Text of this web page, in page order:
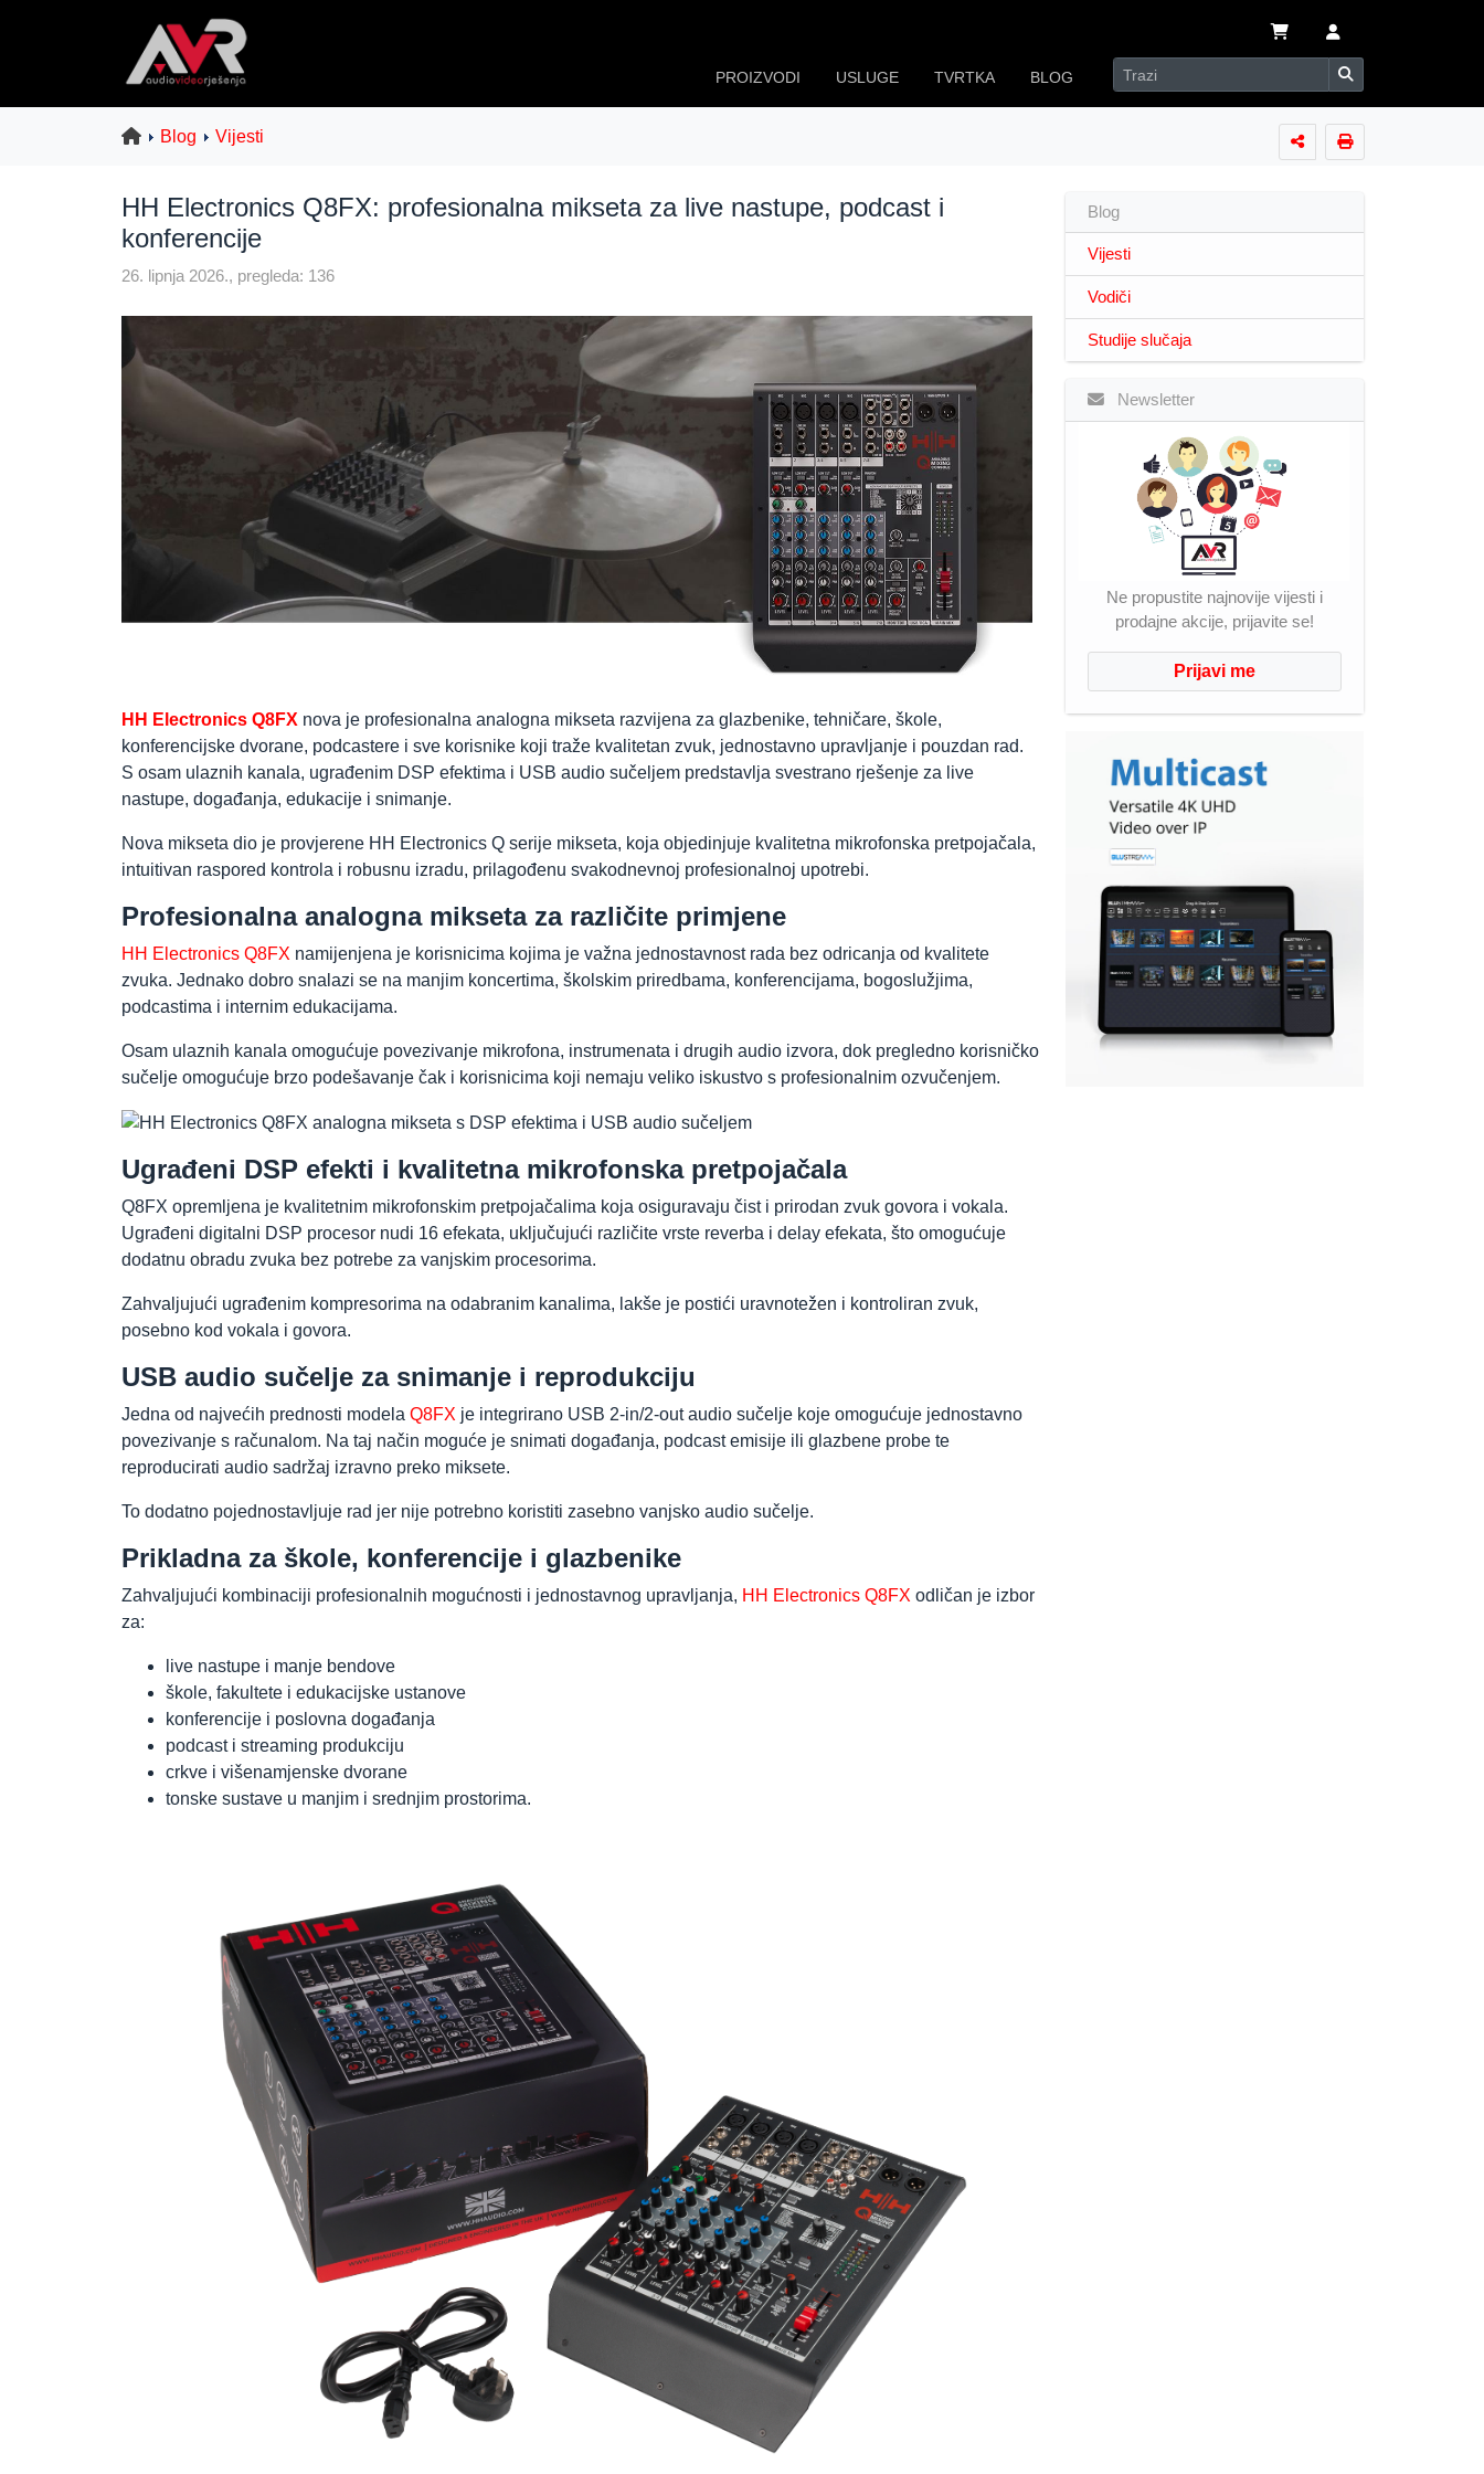
PROIZVODI USLUGE TVRTKA BLOG
Blog Vijesti
HH Electronics Q8FX: profesionalna mikseta za live nastupe, podcast i
konferencije
26. lipnja 2026., pregleda: 136
HH Electronics Q8FX nova je profesionalna analogna mikseta razvijena za glazbenike, tehničare, škole,
konferencijske dvorane, podcastere i sve korisnike koji traže kvalitetan zvuk, jednostavno upravljanje i pouzdan rad.
S osam ulaznih kanala, ugrađenim DSP efektima i USB audio sučeljem predstavlja svestrano rješenje za live
nastupe, događanja, edukacije i snimanje.
Nova mikseta dio je provjerene HH Electronics Q serije mikseta, koja objedinjuje kvalitetna mikrofonska pretpojačala,
intuitivan raspored kontrola i robusnu izradu, prilagođenu svakodnevnoj profesionalnoj upotrebi.
Profesionalna analogna mikseta za različite primjene
HH Electronics Q8FX namijenjena je korisnicima kojima je važna jednostavnost rada bez odricanja od kvalitete
zvuka. Jednako dobro snalazi se na manjim koncertima, školskim priredbama, konferencijama, bogoslužjima,
podcastima i internim edukacijama.
Osam ulaznih kanala omogućuje povezivanje mikrofona, instrumenata i drugih audio izvora, dok pregledno korisničko
sučelje omogućuje brzo podešavanje čak i korisnicima koji nemaju veliko iskustvo s profesionalnim ozvučenjem.
Ugrađeni DSP efekti i kvalitetna mikrofonska pretpojačala
Q8FX opremljena je kvalitetnim mikrofonskim pretpojačalima koja osiguravaju čist i prirodan zvuk govora i vokala.
Ugrađeni digitalni DSP procesor nudi 16 efekata, uključujući različite vrste reverba i delay efekata, što omogućuje
dodatnu obradu zvuka bez potrebe za vanjskim procesorima.
Zahvaljujući ugrađenim kompresorima na odabranim kanalima, lakše je postići uravnotežen i kontroliran zvuk,
posebno kod vokala i govora.
USB audio sučelje za snimanje i reprodukciju
Jedna od najvećih prednosti modela Q8FX je integrirano USB 2-in/2-out audio sučelje koje omogućuje jednostavno
povezivanje s računalom. Na taj način moguće je snimati događanja, podcast emisije ili glazbene probe te
reproducirati audio sadržaj izravno preko miksete.
To dodatno pojednostavljuje rad jer nije potrebno koristiti zasebno vanjsko audio sučelje.
Prikladna za škole, konferencije i glazbenike
Zahvaljujući kombinaciji profesionalnih mogućnosti i jednostavnog upravljanja, HH Electronics Q8FX odličan je izbor
za:
live nastupe i manje bendove
škole, fakultete i edukacijske ustanove
konferencije i poslovna događanja
podcast i streaming produkciju
crkve i višenamjenske dvorane
tonske sustave u manjim i srednjim prostorima.
Blog
Vijesti
Vodiči
Studije slučaja
Newsletter
Ne propustite najnovije vijesti i
prodajne akcije, prijavite se!
Prijavi me